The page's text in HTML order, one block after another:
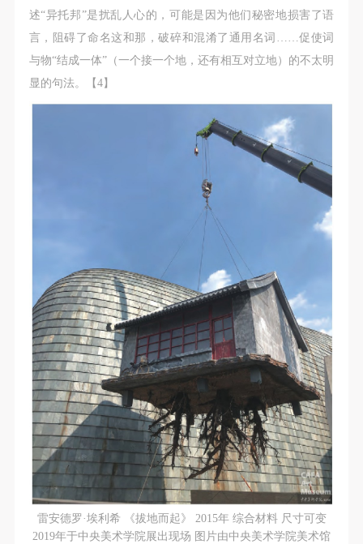
述“异托邦”是扰乱人心的，可能是因为他们秘密地损害了语
言，阻碍了命名这和那，破碎和混淆了通用名词……促使词
与物“结成一体”（一个接一个地，还有相互对立地）的不太明
显的句法。【4】
雷安德罗·埃利希 《拔地而起》 2015年 综合材料 尺寸可变
2019年于中央美术学院展出现场 图片由中央美术学院美术馆
与者因个人原因在使用相应绘画工具、创作材料及配
套设备、设施造成个人受伤、伤害他人及造成相应工
具、材料、设备或设施的故障或损坏。参与活动者应
当承当相应的全部责任，并主动赔偿相应的经济损
失。活动中任何非事故当事人及美术馆将不承担人身
中央美术学院美术馆肖像权许可使用协议
根据《中华人民共和国广告法》、《中华人民共和国
民法通则》以及 最高人民法院关于贯彻执行 《中华
人民共和国民法通则》若干问题的意见（试行）>的
有关规定，为明确肖像许可方（甲方）和使用方（乙
方）的权利义务关系，经双方友好协商，甲乙双方就
带有甲方肖像的作品的使用达成如下一致协议：
一、 一般约定
（1）、甲方为本协议中的肖像权人，自愿将自己的
肖像权许可乙方作符合本协议约定和法律规定的用
途。
（2）、乙方中央美术学院美术馆是一所具有标志
性、专业性、国际化的现代公共美术馆。中央美术学
院美术馆与时代同行，努力塑造一个开放、自由、学
术的空间氛围，竭诚与各单位、企业、机构、艺术家
和观众进行良好互动。以学院的学术研究为基础，积
极策划国际、国内多视角、多领域的展览、论坛及公
共教育活动，为美院师生、中外艺术家以及社会公众
与者因个人原因在使用相应绘画工具、创作材料及配
套设备、设施造成个人受伤、伤害他人及造成相应工
具、材料、设备或设施的故障或损坏。参与活动者应
当承当相应的全部责任，并主动赔偿相应的经济损
失。活动中任何非事故当事人及美术馆将不承担人身
中央美术学院美术馆肖像权许可使用协议
根据《中华人民共和国广告法》、《中华人民共和国
民法通则》以及 最高人民法院关于贯彻执行 《中华
人民共和国民法通则》若干问题的意见（试行）>的
有关规定，为明确肖像许可方（甲方）和使用方（乙
方）的权利义务关系，经双方友好协商，甲乙双方就
带有甲方肖像的作品的使用达成如下一致协议：
一、 一般约定
（1）、甲方为本协议中的肖像权人，自愿将自己的
肖像权许可乙方作符合本协议约定和法律规定的用
途。
（2）、乙方中央美术学院美术馆是一所具有标志
性、专业性、国际化的现代公共美术馆。中央美术学
院美术馆与时代同行，努力塑造一个开放、自由、学
术的空间氛围，竭诚与各单位、企业、机构、艺术家
和观众进行良好互动。以学院的学术研究为基础，积
极策划国际、国内多视角、多领域的展览、论坛及公
共教育活动，为美院师生、中外艺术家以及社会公众
与者因个人原因在使用相应绘画工具、创作材料及配
套设备、设施造成个人受伤、伤害他人及造成相应工
具、材料、设备或设施的故障或损坏。参与活动者应
当承当相应的全部责任，并主动赔偿相应的经济损
失。活动中任何非事故当事人及美术馆将不承担人身
中央美术学院美术馆肖像权许可使用协议
根据《中华人民共和国广告法》、《中华人民共和国
民法通则》以及 最高人民法院关于贯彻执行 《中华
人民共和国民法通则》若干问题的意见（试行）>的
有关规定，为明确肖像许可方（甲方）和使用方（乙
方）的权利义务关系，经双方友好协商，甲乙双方就
带有甲方肖像的作品的使用达成如下一致协议：
一、 一般约定
（1）、甲方为本协议中的肖像权人，自愿将自己的
肖像权许可乙方作符合本协议约定和法律规定的用
途。
（2）、乙方中央美术学院美术馆是一所具有标志
性、专业性、国际化的现代公共美术馆。中央美术学
院美术馆与时代同行，努力塑造一个开放、自由、学
术的空间氛围，竭诚与各单位、企业、机构、艺术家
和观众进行良好互动。以学院的学术研究为基础，积
极策划国际、国内多视角、多领域的展览、论坛及公
共教育活动，为美院师生、中外艺术家以及社会公众